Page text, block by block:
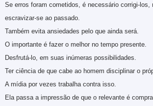
Se erros foram cometidos, é necessário corrigi-los,
escravizar-se ao passado.
Também evita ansiedades pelo que ainda será.
O importante é fazer o melhor no tempo presente.
Desfrutá-lo, em suas inúmeras possibilidades.
Ter ciência de que cabe ao homem disciplinar o
A mídia por vezes trabalha contra isso.
Ela passa a impressão de que o relevante é